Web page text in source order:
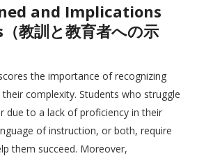
and Implications
教訓と教育者への示
the importance of recognizing
complexity. Students who struggle
due to a lack of proficiency in their
of instruction, or both, require
them succeed. Moreover,